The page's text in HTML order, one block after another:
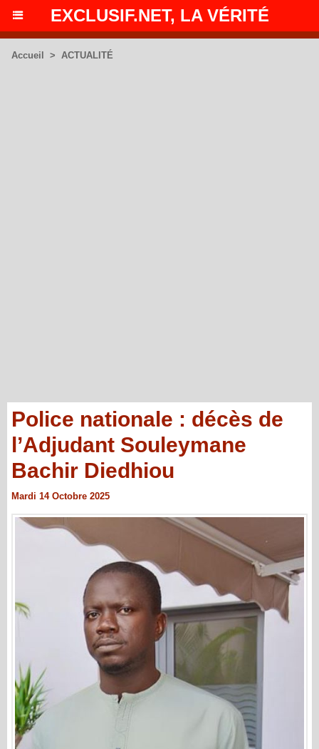
EXCLUSIF.NET, LA VÉRITÉ
Accueil > ACTUALITÉ
Police nationale : décès de
l’Adjudant Souleymane
Bachir Diedhiou
Mardi 14 Octobre 2025